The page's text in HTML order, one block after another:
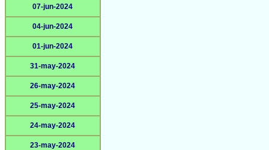
07-jun-2024
04-jun-2024
01-jun-2024
31-may-2024
26-may-2024
25-may-2024
24-may-2024
23-may-2024